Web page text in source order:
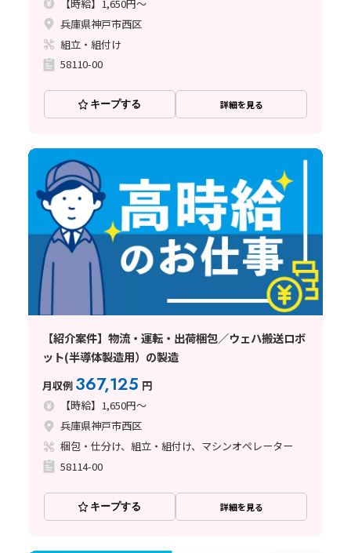
【時給】1,650円～
兵庫県神戸市西区
組立・組付け
58110-00
キープする 詳細を見る
【紹介案件】物流・運転・出荷梱包／ウェハ搬送ロボ
ット(半導体製造用）の製造
月収例 367,125 円
【時給】1,650円～
兵庫県神戸市西区
梱包・仕分け、組立・組付け、マシンオペレーター
58114-00
キープする 詳細を見る